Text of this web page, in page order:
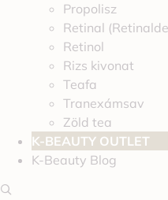
Propolisz
Retinal
Retinol
Rizs kivonat
Teafa
Tranexámsav
Zöld tea
K-BEAUTY OUTLET
K-Beauty Blog